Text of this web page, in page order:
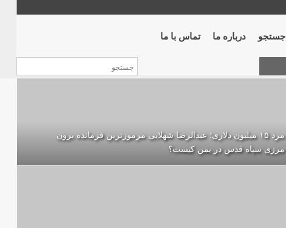
جستجو درباره ما تماس با ما
مرد ۱۵ میلیون دلاری؛ عبدالرضا شهلایی مرموزترین فرمانده برون
مرزی سپاه قدس در یمن کیست؟